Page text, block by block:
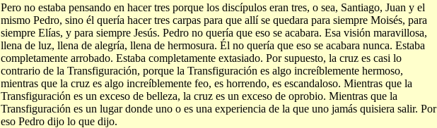
Pero no estaba pensando en hacer tres porque los discípulos eran tres, o sea, Santiago, Juan y el
mismo Pedro, sino él quería hacer tres carpas para que allí se quedara para siempre Moisés, para
siempre Elías, y para siempre Jesús. Pedro no quería que eso se acabara. Esa visión maravillosa,
llena de luz, llena de alegría, llena de hermosura. Él no quería que eso se acabara nunca. Estaba
completamente arrobado. Estaba completamente extasiado. Por supuesto, la cruz es casi lo
contrario de la Transfiguración, porque la Transfiguración es algo increíblemente hermoso,
mientras que la cruz es algo increíblemente feo, es horrendo, es escandaloso. Mientras que la
Transfiguración es un exceso de belleza, la cruz es un exceso de oprobio. Mientras que la
Transfiguración es un lugar donde uno o es una experiencia de la que uno jamás quisiera salir. Por
eso Pedro dijo lo que dijo.